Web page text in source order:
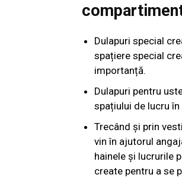
Dulapuri special
spațiere special
importanță.
Dulapuri pentru
spațiului de lucru
Trecând și prin
vin în ajutorul
hainele și lucrurile
create pentru a se